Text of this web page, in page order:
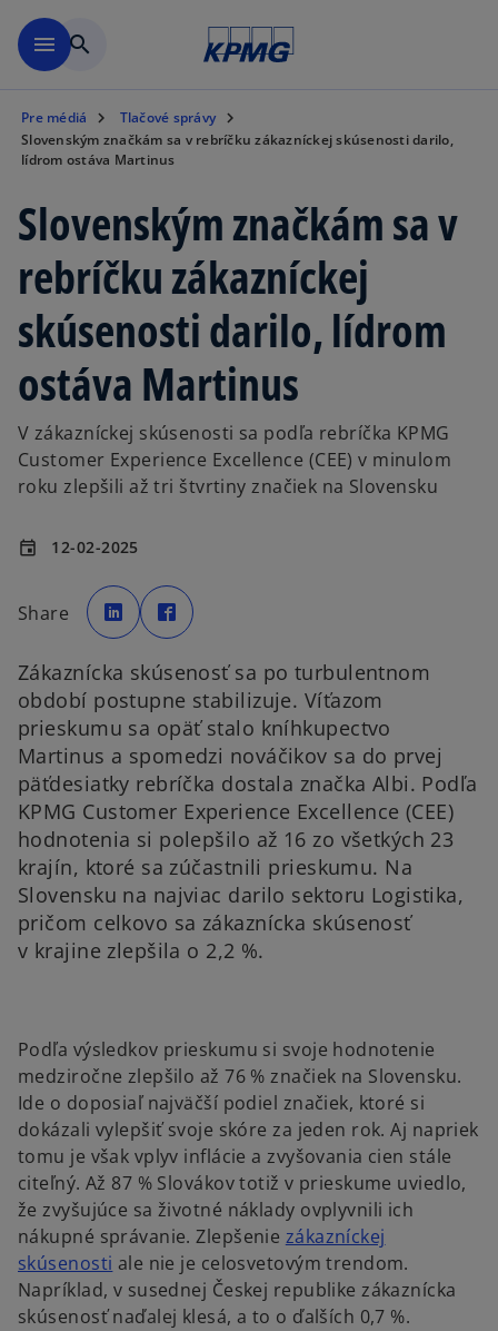
menu search
Pre médiá
Tlačové správy
Slovenským značkám sa v rebríčku zákazníckej skúsenosti darilo,
lídrom ostáva Martinus
Slovenským značkám sa v
rebríčku zákazníckej
skúsenosti darilo, lídrom
ostáva Martinus
V zákazníckej skúsenosti sa podľa rebríčka KPMG
Customer Experience Excellence (CEE) v minulom
roku zlepšili až tri štvrtiny značiek na Slovensku
event 12-02-2025
Share
o
p
e
n
n
a
n
e
w
t
a
b
p
e
n
a
n
e
w
t
a
b
Zákaznícka skúsenosť sa po turbulentnom
období postupne stabilizuje. Víťazom
prieskumu sa opäť stalo kníhkupectvo
Martinus a spomedzi nováčikov sa do prvej
päťdesiatky rebríčka dostala značka Albi. Podľa
KPMG Customer Experience Excellence (CEE)
hodnotenia si polepšilo až 16 zo všetkých 23
krajín, ktoré sa zúčastnili prieskumu. Na
Slovensku na najviac darilo sektoru Logistika,
pričom celkovo sa zákaznícka skúsenosť
v krajine zlepšila o 2,2 %.
Podľa výsledkov prieskumu si svoje hodnotenie
medziročne zlepšilo až 76 % značiek na Slovensku.
Ide o doposiaľ najväčší podiel značiek, ktoré si
dokázali vylepšiť svoje skóre za jeden rok. Aj napriek
tomu je však vplyv inflácie a zvyšovania cien stále
citeľný. Až 87 % Slovákov totiž v prieskume uviedlo,
že zvyšujúce sa životné náklady ovplyvnili ich
nákupné správanie. Zlepšenie zákazníckej
skúsenosti ale nie je celosvetovým trendom.
Napríklad, v susednej Českej republike zákaznícka
skúsenosť naďalej klesá, a to o ďalších 0,7 %.